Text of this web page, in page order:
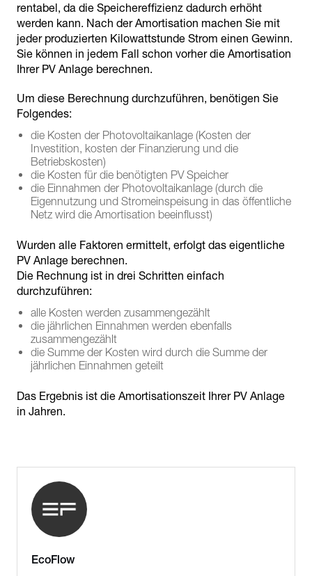
rentabel, da die Speichereffizienz dadurch erhöht
werden kann. Nach der Amortisation machen Sie mit
jeder produzierten Kilowattstunde Strom einen Gewinn.
Sie können in jedem Fall schon vorher die Amortisation
Ihrer PV Anlage berechnen.
Um diese Berechnung durchzuführen, benötigen Sie
Folgendes:
die Kosten der Photovoltaikanlage (Kosten der
Investition, kosten der Finanzierung und die
Betriebskosten)
die Kosten für die benötigten PV Speicher
die Einnahmen der Photovoltaikanlage (durch die
Eigennutzung und Stromeinspeisung in das öffentliche
Netz wird die Amortisation beeinflusst)
Wurden alle Faktoren ermittelt, erfolgt das eigentliche
PV Anlage berechnen.
Die Rechnung ist in drei Schritten einfach
durchzuführen:
alle Kosten werden zusammengezählt
die jährlichen Einnahmen werden ebenfalls
zusammengezählt
die Summe der Kosten wird durch die Summe der
jährlichen Einnahmen geteilt
Das Ergebnis ist die Amortisationszeit Ihrer PV Anlage
in Jahren.
EcoFlow